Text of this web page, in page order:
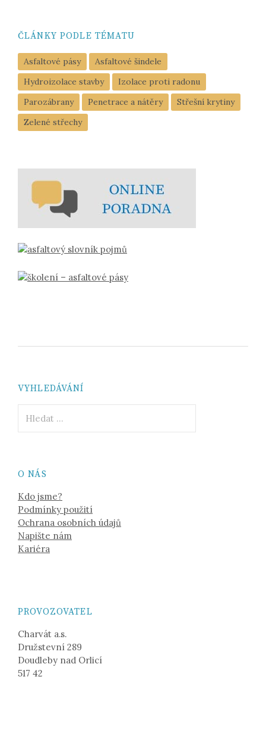
ČLÁNKY PODLE TÉMATU
Asfaltové pásy
Asfaltové šindele
Hydroizolace stavby
Izolace proti radonu
Parozábrany
Penetrace a nátěry
Střešní krytiny
Zelené střechy
VYHLEDÁVÁNÍ
O NÁS
Kdo jsme?
Podmínky použití
Ochrana osobních údajů
Napište nám
Kariéra
PROVOZOVATEL
Charvát a.s.
Družstevní 289
Doudleby nad Orlicí
517 42